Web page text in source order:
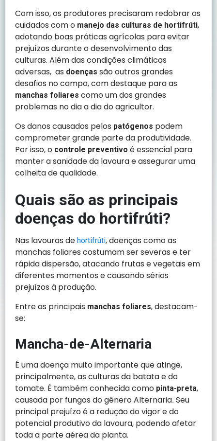
Com isso, os produtores precisaram redobrar os
cuidados com o manejo das culturas de hortifrúti,
adotando boas práticas agrícolas para evitar
prejuízos durante o desenvolvimento das
culturas. Além das condições climáticas
adversas, as doenças são outros grandes
desafios no campo, com destaque para as
manchas foliares como um dos grandes
problemas no dia a dia do agricultor.
Os danos causados pelos patógenos podem
comprometer grande parte da produtividade.
Por isso, o controle preventivo é essencial para
manter a sanidade da lavoura e assegurar uma
colheita de qualidade.
Quais são as principais
doenças do hortifrúti?
Nas lavouras dehortifrúti, doenças como as
manchas foliares costumam ser severas e ter
rápida dispersão, atacando frutas e vegetais em
diferentes momentos e causando sérios
prejuízos à produção.
Entre as principais manchas foliares,destacam-
se:
Mancha-de-Alternaria
É uma doença muito importante que atinge,
principalmente, as culturas da batata e do
tomate. É também conhecida como pinta-preta,
causada por fungos do gênero Alternaria. Seu
principal prejuízo é a redução do vigor e do
potencial produtivo da lavoura, podendo afetar
toda a parte aérea da planta.